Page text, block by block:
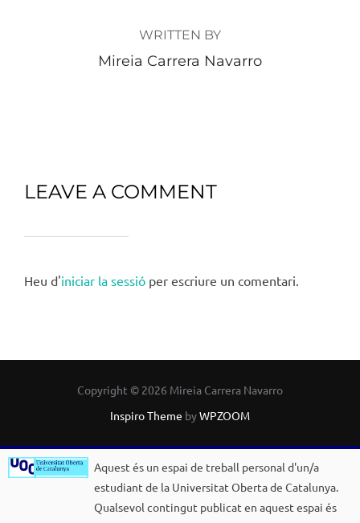
WRITTEN BY
Mireia Carrera Navarro
LEAVE A COMMENT
Heu d'iniciar la sessió per escriure un comentari.
Copyright © 2026 Mireia Carrera Navarro
Inspiro Theme byWPZOOM
Aquest és un espai de treball personal d'un/a
estudiant de la Universitat Oberta de Catalunya.
Qualsevol contingut publicat en aquest espai és